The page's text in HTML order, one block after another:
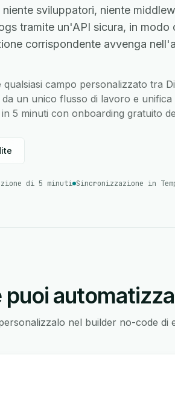
sviluppatori, niente
tramite un'API sicura, in modo
corrispondente avvenga
campo personalizzato tra
un unico flusso di lavoro e
5 minuti con onboarding gratuito
di 5 minuti Sincronizzazione in
nel builder no-code di